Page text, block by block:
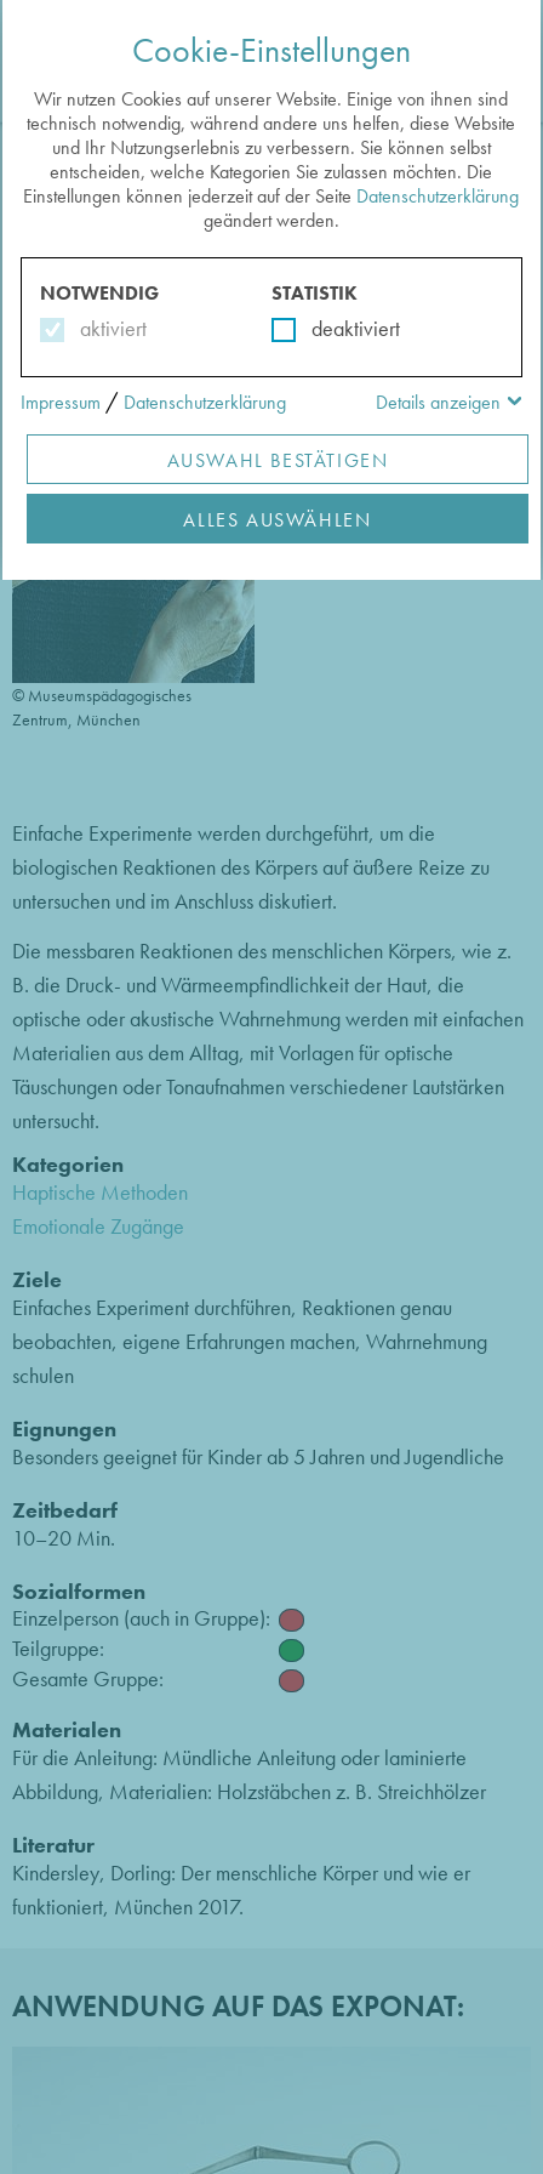
Zurück zu den Methoden
UNTERSUCHUNG
KÖRPERLICHER REAKTIONEN
Verfasst von:Kisser-Priesack, Gabriele
© Museumspädagogisches
Zentrum, München
Einfache Experimente werden durchgeführt, um die
biologischen Reaktionen des Körpers auf äußere Reize zu
untersuchen und im Anschluss diskutiert.
Die messbaren Reaktionen des menschlichen Körpers, wie z.
B. die Druck- und Wärmeempfindlichkeit der Haut, die
optische oder akustische Wahrnehmung werden mit einfachen
Materialien aus dem Alltag, mit Vorlagen für optische
Täuschungen oder Tonaufnahmen verschiedener Lautstärken
untersucht.
Kategorien
Haptische Methoden
Emotionale Zugänge
Ziele
Einfaches Experiment durchführen, Reaktionen genau
beobachten, eigene Erfahrungen machen, Wahrnehmung
schulen
Eignungen
Besonders geeignet für Kinder ab 5 Jahren und Jugendliche
Zeitbedarf
10–20 Min.
Sozialformen
Einzelperson (auch in Gruppe):
Teilgruppe:
Gesamte Gruppe:
Materialen
Für die Anleitung: Mündliche Anleitung oder laminierte
Abbildung, Materialien: Holzstäbchen z. B. Streichhölzer
Literatur
Kindersley, Dorling: Der menschliche Körper und wie er
funktioniert, München 2017.
ANWENDUNG AUF DAS EXPONAT:
Cookie-Einstellungen
Wir nutzen Cookies auf unserer Website. Einige von ihnen sind
technisch notwendig, während andere uns helfen, diese Website
und Ihr Nutzungserlebnis zu verbessern. Sie können selbst
entscheiden, welche Kategorien Sie zulassen möchten. Die
Einstellungen können jederzeit auf der Seite Datenschutzerklärung
geändert werden.
NOTWENDIG
aktiviert
STATISTIK
deaktiviert
Impressum / Datenschutzerklärung Details anzeigen
AUSWAHL BESTÄTIGEN
ALLES AUSWÄHLEN